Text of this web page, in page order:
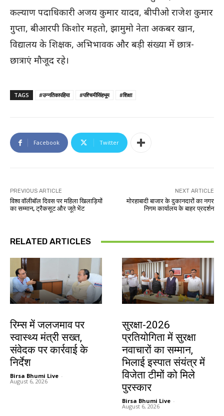
कल्याण पदाधिकारी अजय कुमार यादव, बीपीओ राजेश कुमार
गुप्ता, बीआरपी किशोर महतो, झामुमो नेता अकबर खान,
विद्यालय के शिक्षक, अभिभावक और बड़ी संख्या में छात्र-
छात्राएं मौजूद रहे।
TAGS #उन्नतिकापहिया #पश्चिमीसिंहभूम #शिक्षा
Facebook Twitter
PREVIOUS ARTICLE
विश्व वॉलीबॉल दिवस पर महिला खिलाड़ियों
का सम्मान, ट्रैकसूट और जूते भेंट
NEXT ARTICLE
मोरहाबादी बाजार के दुकानदारों का नगर
निगम कार्यालय के बाहर प्रदर्शन
RELATED ARTICLES
रिम्स में जलजमाव पर
स्वास्थ्य मंत्री सख्त,
संवेदक पर कार्रवाई के
निर्देश
Birsa Bhumi Live -
August 6, 2026
सुरक्षा-2026
प्रतियोगिता में सुरक्षा
नवाचारों का सम्मान,
भिलाई इस्पात संयंत्र में
विजेता टीमों को मिले
पुरस्कार
Birsa Bhumi Live -
August 6, 2026